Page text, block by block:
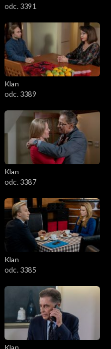
odc. 3391
Klan
odc. 3389
Klan
odc. 3387
Klan
odc. 3385
Klan